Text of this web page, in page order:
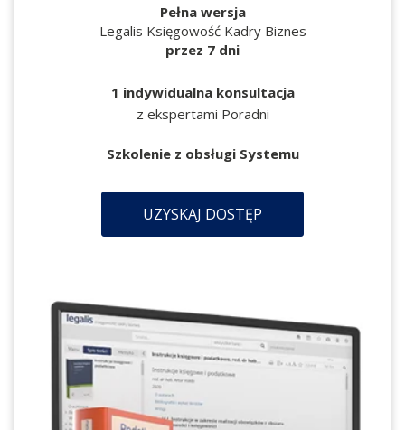
Pełna wersja
Legalis Księgowość Kadry Biznes
przez 7 dni
1 indywidualna konsultacja
z ekspertami Poradni
Szkolenie z obsługi Systemu
UZYSKAJ DOSTĘP